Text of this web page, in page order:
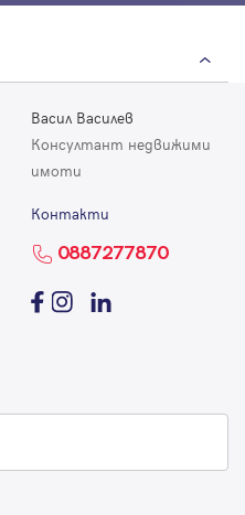
Васил Василев
Консултант недвижими
имоти
Контакти
0887277870